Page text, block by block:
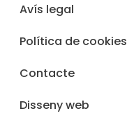
Avís legal
Política de cookies
Contacte
Disseny web